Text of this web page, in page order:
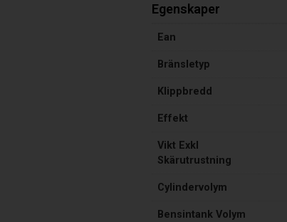
Egenskaper
Ean
Bränsletyp
Klippbredd
Effekt
Vikt Exkl
Skärutrustning
Cylindervolym
Bensintank Volym